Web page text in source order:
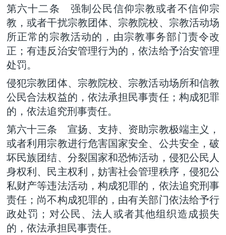
第六十二条 强制公民信仰宗教或者不信仰宗
教，或者干扰宗教团体、宗教院校、宗教活动场
所正常的宗教活动的，由宗教事务部门责令改
正；有违反治安管理行为的，依法给予治安管理
处罚。
侵犯宗教团体、宗教院校、宗教活动场所和信教
公民合法权益的，依法承担民事责任；构成犯罪
的，依法追究刑事责任。
第六十三条 宣扬、支持、资助宗教极端主义，
或者利用宗教进行危害国家安全、公共安全，破
坏民族团结、分裂国家和恐怖活动，侵犯公民人
身权利、民主权利，妨害社会管理秩序，侵犯公
私财产等违法活动，构成犯罪的，依法追究刑事
责任；尚不构成犯罪的，由有关部门依法给予行
政处罚；对公民、法人或者其他组织造成损失
的，依法承担民事责任。